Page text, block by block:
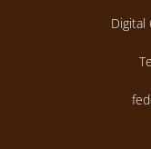
Digital